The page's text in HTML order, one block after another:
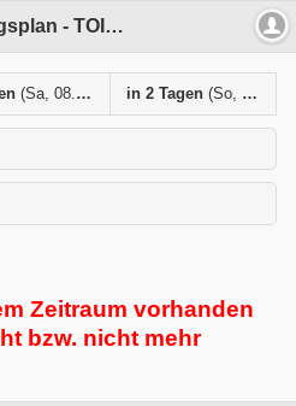
Belegungsplan - TOIMS Tennishalle Hülben
(Sa, 08.08) in 2 Tagen (So, 09.08)
Zeitraum vorhanden
bzw. nicht mehr